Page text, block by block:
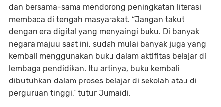
dan bersama-sama mendorong peningkatan literasi
membaca di tengah masyarakat. “Jangan takut
dengan era digital yang menyaingi buku. Di banyak
negara majuu saat ini, sudah mulai banyak juga yang
kembali menggunakan buku dalam aktifitas belajar di
lembaga pendidikan. Itu artinya, buku kembali
dibutuhkan dalam proses belajar di sekolah atau di
perguruan tinggi,” tutur Jumaidi.